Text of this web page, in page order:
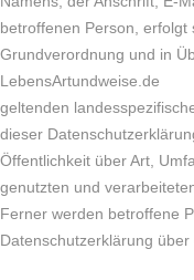
betroffenen Person, erfolgt
Grundverordnung und in
LebensArtundweise.de
geltenden
dieser
Öffentlichkeit über Art,
genutzten und
Ferner werden betroffene
Datenschutzerklärung